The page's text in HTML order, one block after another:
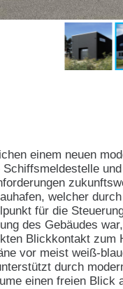
einem neuen
welcher
für die
des Gebäudes
Blickkon­takt zum
vor meist weiß-
durch
einen freien Blick